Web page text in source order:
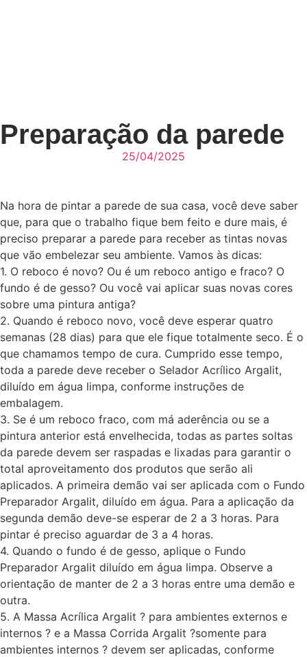
Preparação da parede
25/04/2025
Na hora de pintar a parede de sua casa, você deve saber
que, para que o trabalho fique bem feito e dure mais, é
preciso preparar a parede para receber as tintas novas
que vão embelezar seu ambiente. Vamos às dicas:
1. O reboco é novo? Ou é um reboco antigo e fraco? O
fundo é de gesso? Ou você vai aplicar suas novas cores
sobre uma pintura antiga?
2. Quando é reboco novo, você deve esperar quatro
semanas (28 dias) para que ele fique totalmente seco. É o
que chamamos tempo de cura. Cumprido esse tempo,
toda a parede deve receber o Selador Acrílico Argalit,
diluído em água limpa, conforme instruções de
embalagem.
3. Se é um reboco fraco, com má aderência ou se a
pintura anterior está envelhecida, todas as partes soltas
da parede devem ser raspadas e lixadas para garantir o
total aproveitamento dos produtos que serão ali
aplicados. A primeira demão vai ser aplicada com o Fundo
Preparador Argalit, diluído em água. Para a aplicação da
segunda demão deve-se esperar de 2 a 3 horas. Para
pintar é preciso aguardar de 3 a 4 horas.
4. Quando o fundo é de gesso, aplique o Fundo
Preparador Argalit diluído em água limpa. Observe a
orientação de manter de 2 a 3 horas entre uma demão e
outra.
5. A Massa Acrílica Argalit ? para ambientes externos e
internos ? e a Massa Corrida Argalit ?somente para
ambientes internos ? devem ser aplicadas, conforme